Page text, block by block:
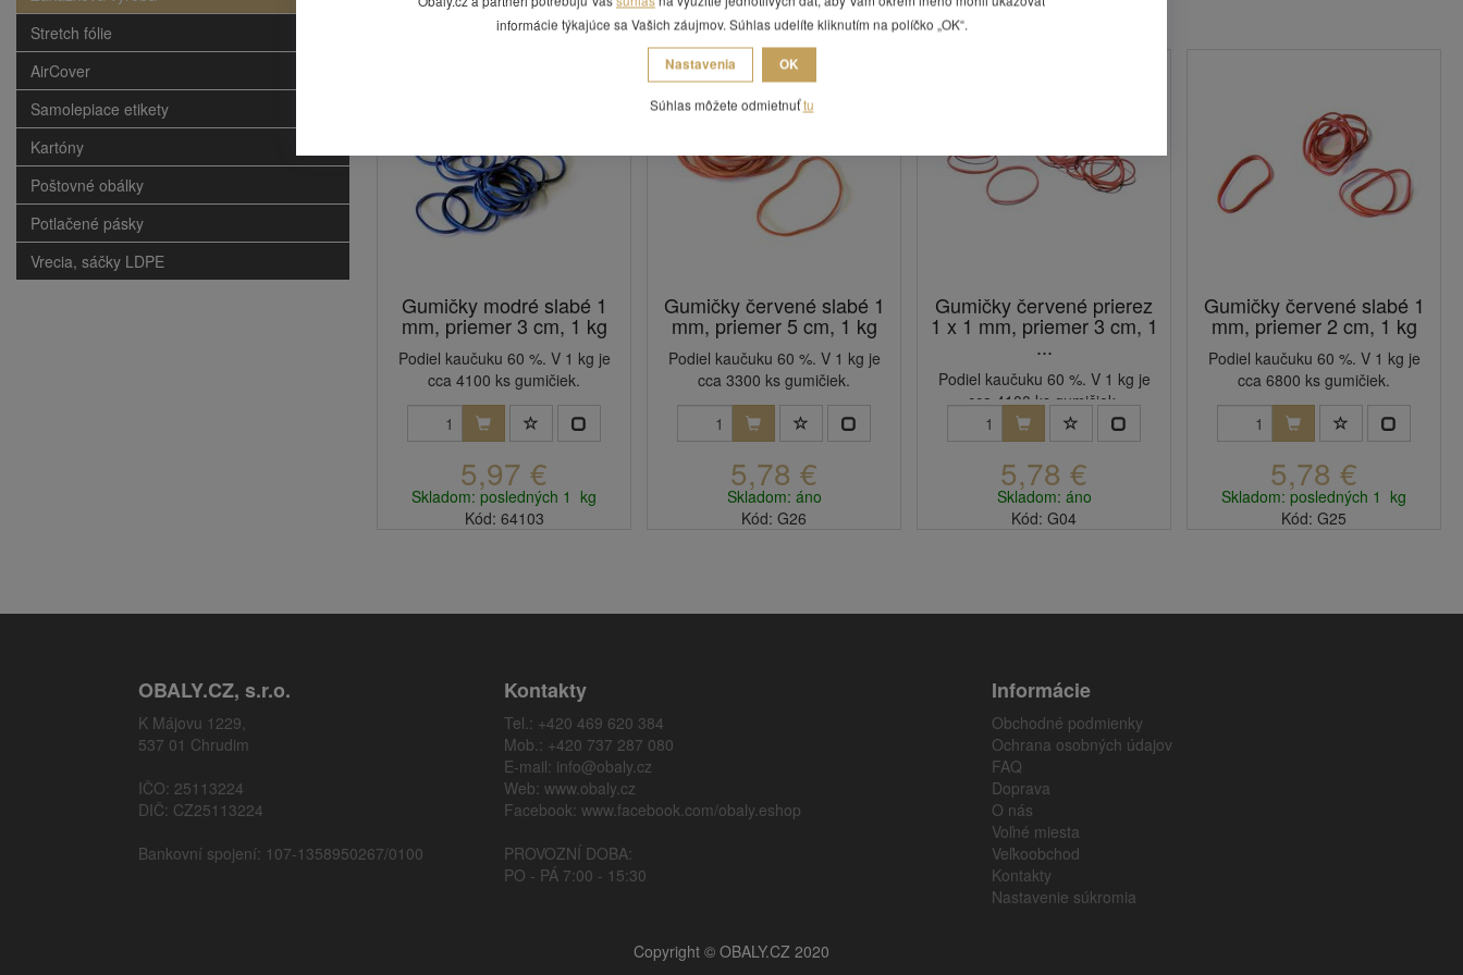
Stretch fólie
AirCover
Samolepiace etikety
Kartóny
Poštovné obálky
Potlačené pásky
Vrecia, sáčky LDPE
Gumičky modré slabé 1
mm, priemer 3 cm, 1 kg
Podiel kaučuku 60 %. V 1 kg je
cca 4100 ks gumičiek.
5,97 €
Skladom: posledných 1 kg
Kód: 64103
Gumičky červené slabé 1
mm, priemer 5 cm, 1 kg
Podiel kaučuku 60 %. V 1 kg je
cca 3300 ks gumičiek.
5,78 €
Skladom: áno
Kód: G26
Gumičky červené prierez
1 x 1 mm, priemer 3 cm, 1
...
Podiel kaučuku 60 %. V 1 kg je
cca 4100 ks gumičiek.
5,78 €
Skladom: áno
Kód: G04
Gumičky červené slabé 1
mm, priemer 2 cm, 1 kg
Podiel kaučuku 60 %. V 1 kg je
cca 6800 ks gumičiek.
5,78 €
Skladom: posledných 1 kg
Kód: G25
OBALY.CZ, s.r.o.
K Májovu 1229,
537 01 Chrudim
IČO: 25113224
DIČ: CZ25113224
Bankovní spojení: 107-1358950267/0100
Kontakty
Tel.: +420 469 620 384
Mob.: +420 737 287 080
E-mail: info@obaly.cz
Web: www.obaly.cz
Facebook: www.facebook.com/obaly.eshop
PROVOZNÍ DOBA:
PO - PÁ 7:00 - 15:30
Informácie
Obchodné podmienky
Ochrana osobných údajov
FAQ
Doprava
O nás
Voľné miesta
Veľkoobchod
Kontakty
Nastavenie súkromia
Copyright © OBALY.CZ 2020
informácie týkajúce sa Vašich záujmov. Súhlas udelíte kliknutím na políčko „OK“.
Nastavenia OK
Súhlas môžete odmietnuťtu